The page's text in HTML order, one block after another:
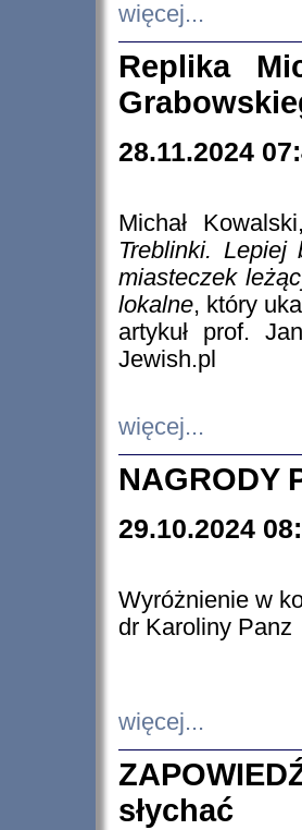
więcej...
Replika
28.11.2024
Michał
Treblinki. Lepiej
miasteczek
lokalne, który
artykuł prof.
Jewish.pl
więcej...
NAGRODY
29.10.2024
Wyróżnienie w
dr Karoliny Panz
więcej...
słychać